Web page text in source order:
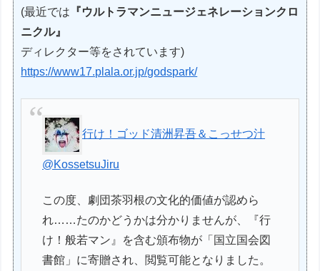
(最近では 『ウルトラマンニュージェネレーションクロ
ニクル』
ディレクター等をされています)
https://www17.plala.or.jp/godspark/
行け！ゴッド清洲昇吾＆こっせつ汁
@KossetsuJiru
この度、劇団茶羽根の文化的価値が認めら
れ……たのかどうかは分かりませんが、『行
け！般若マン』を含む頒布物が「国立国会図
書館」に寄贈され、閲覧可能となりました。